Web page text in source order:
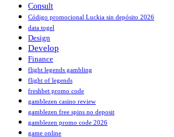
Consult
Código promocional Luckia sin depósito 2026
data togel
Design
Develop
Finance
flight legends gambling
flight of legends
freshbet promo code
gamblezen casino review
gamblezen free spins no deposit
gamblezen promo code 2026
game online